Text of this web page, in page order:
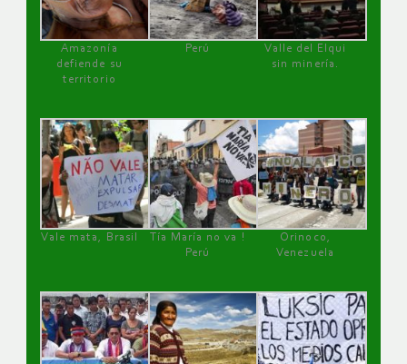
Amazonía
defiende su
territorio
Perú
Valle del Elqui
sin minería.
Vale mata, Brasil
Tía María no va !
Perú
Orinoco,
Venezuela